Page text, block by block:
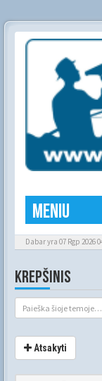
Meniu
Dabar yra 07 Rgp 2026
KREPŠINIS
Atsakyti